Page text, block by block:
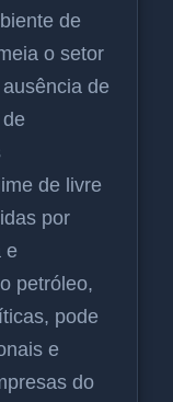
de
o setor
de
de livre
por
e
petróleo,
pode
e
do